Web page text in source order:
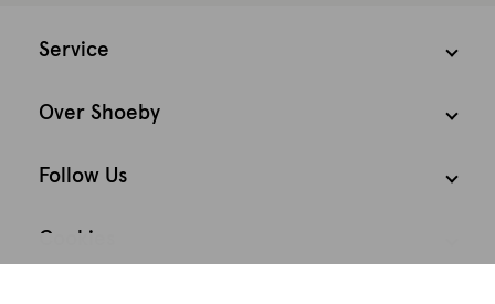
Service
Over Shoeby
Follow Us
Cookies